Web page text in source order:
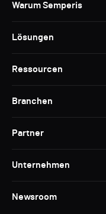
Warum Semperis
Lösungen
Ressourcen
Branchen
Partner
Unternehmen
Newsroom